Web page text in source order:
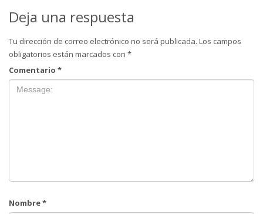
Deja una respuesta
Tu dirección de correo electrónico no será publicada. Los campos
obligatorios están marcados con *
Comentario *
Nombre*